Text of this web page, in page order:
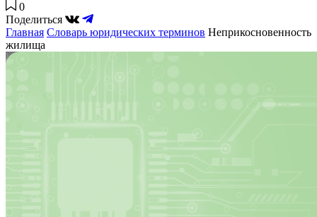
0
Поделиться
Главная Словарь юридических терминов Неприкосновенность
жилища